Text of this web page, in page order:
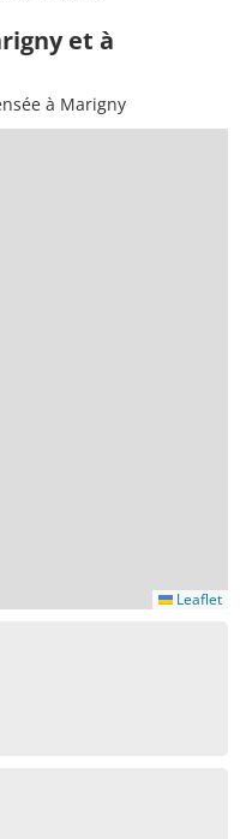
et à
à Marigny
Leaflet